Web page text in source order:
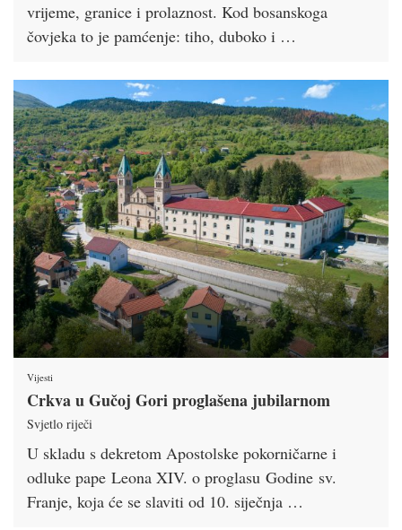
vrijeme, granice i prolaznost. Kod bosanskoga
čovjeka to je pamćenje: tiho, duboko i …
Vijesti
Crkva u Gučoj Gori proglašena jubilarnom
Svjetlo riječi
U skladu s dekretom Apostolske pokorničarne i
odluke pape Leona XIV. o proglasu Godine sv.
Franje, koja će se slaviti od 10. siječnja …